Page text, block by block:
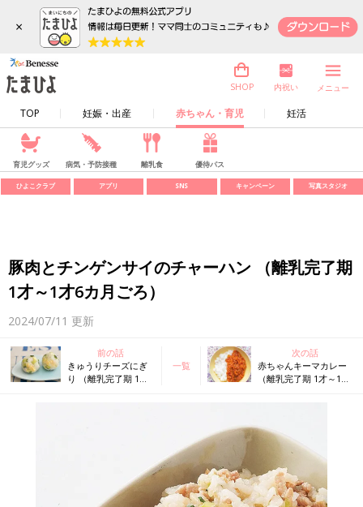
×
TOP 妊娠・出産 赤ちゃん・育児 妊活
SHOP 内祝い メニュー
育児グッズ 病気・予防接種 離乳食 優待パス
ひよこクラブ アプリ SNS キャンペーン 写真スタジオ
豚肉とチンゲンサイのチャーハン （離乳完了期
1才～1才6カ月ごろ）
2024/07/11 更新
前の話
きゅうりチーズにぎ
り （離乳完了期 1才
一覧
次の話
赤ちゃんキーマカレー
（離乳完了期 1才～1才